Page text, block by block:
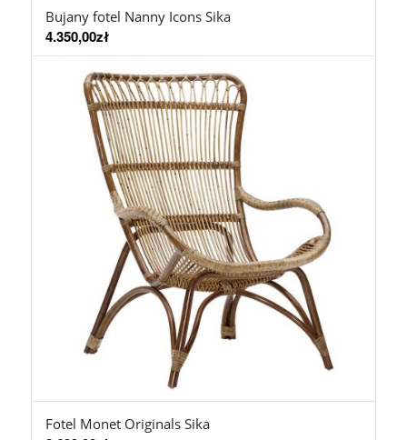
Bujany fotel Nanny Icons Sika
4.350,00zł
Fotel Monet Originals Sika